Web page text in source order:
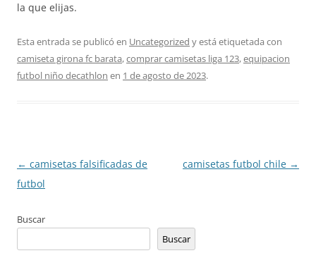
la que elijas.
Esta entrada se publicó en Uncategorized y está etiquetada con
camiseta girona fc barata,comprar camisetas liga 123,equipacion
futbol niño decathlon en 1 de agosto de 2023.
Navegación
de
← camisetas falsificadas de
futbol
camisetas futbol chile →
Buscar
Buscar